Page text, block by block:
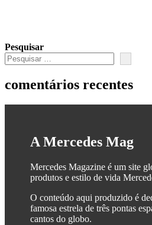
Pesquisar
comentários recentes
A Mercedes Mag
Mercedes Magazine é um site
produtos e estilo de vida
O conteúdo aqui produzido é
famosa estrela de três pontas
cantos do globo.